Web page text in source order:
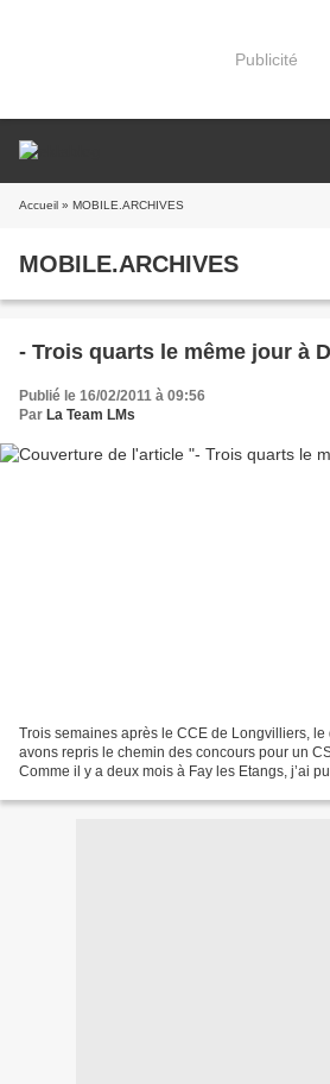
Publicité
Accueil » MOBILE.ARCHIVES
MOBILE.ARCHIVES
- Trois quarts le même jour à
Publié le 16/02/2011 à 09:56
Par La Team LMs
Trois semaines après le CCE de Longvilliers,
avons repris le chemin des concours pour un
Comme il y a deux mois à Fay les Etangs, j’ai